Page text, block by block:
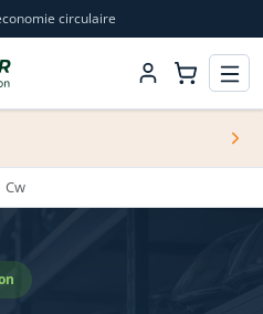
circulaire
Cw